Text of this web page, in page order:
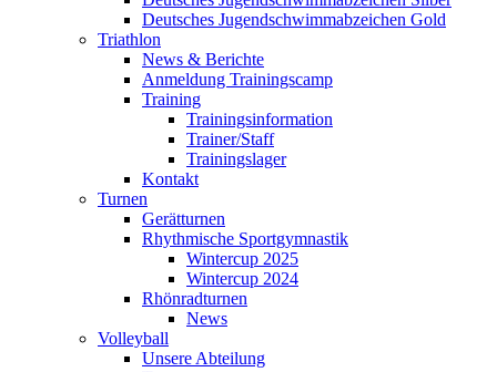
Deutsches Jugendschwimmabzeichen Gold
Triathlon
News & Berichte
Anmeldung Trainingscamp
Training
Trainingsinformation
Trainer/Staff
Trainingslager
Kontakt
Turnen
Gerätturnen
Rhythmische Sportgymnastik
Wintercup 2025
Wintercup 2024
Rhönradturnen
News
Volleyball
Unsere Abteilung